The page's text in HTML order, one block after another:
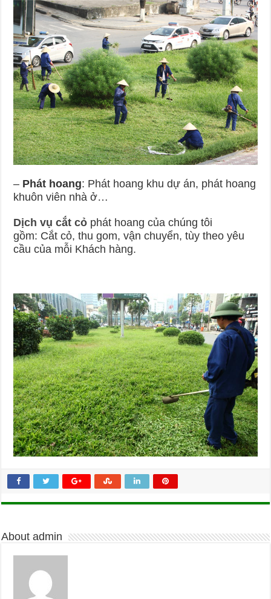
– Phát hoang: Phát hoang khu dự án, phát hoang
khuôn viên nhà ở…
Dịch vụ cắt cỏ phát hoang của chúng tôi
gồm: Cắt cỏ, thu gom, vận chuyển, tùy theo yêu
cầu của mỗi Khách hàng.
About admin